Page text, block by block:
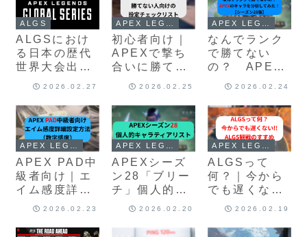
ALGS
ALGSにおけ
る日本の歴代
世界大会出場
Year2〜
Year5順位ま
とめ【Year6
開幕前】
2026.02.27
初心者向け｜
APEXで撃ち
合いに勝てな
スト
2026.02.25
なんでランク
で勝てない
の？ APEX
【シーズン28
版】
2026.02.24
APEX PAD中
級者向け｜エ
イム感度詳細
設定方法（数
2026.02.23
APEXシーズ
ン28「ブリー
チ」個人的キ
ャラティアリ
成考察（スプ
2026.02.20
ALGSって
何？｜今から
でも遅くない
ALGS観戦の
2026.02.19